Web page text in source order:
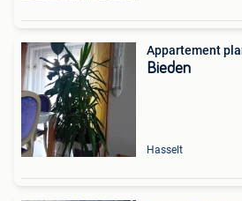
Appartement
Bieden
Hasselt